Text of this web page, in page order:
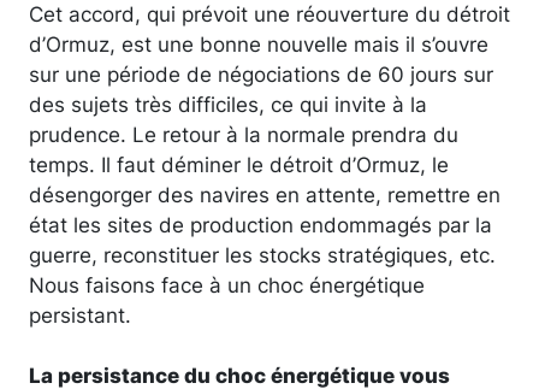
Cet accord, qui prévoit une réouverture du détroit
d’Ormuz, est une bonne nouvelle mais il s’ouvre
sur une période de négociations de 60 jours sur
des sujets très difficiles, ce qui invite à la
prudence. Le retour à la normale prendra du
temps. Il faut déminer le détroit d’Ormuz, le
désengorger des navires en attente, remettre en
état les sites de production endommagés par la
guerre, reconstituer les stocks stratégiques, etc.
Nous faisons face à un choc énergétique
persistant.
La persistance du choc énergétique vous